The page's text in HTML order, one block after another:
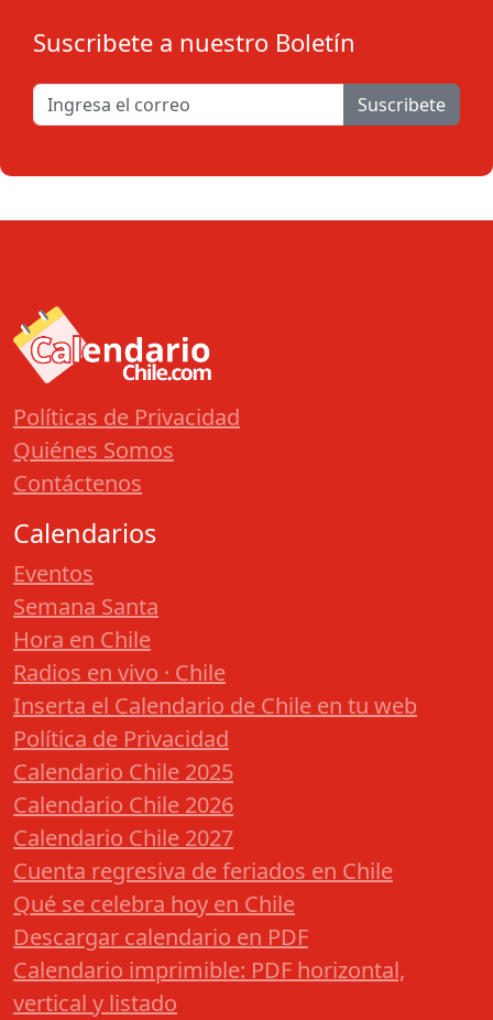
Suscribete a nuestro Boletín
Suscribete
Políticas de Privacidad
Quiénes Somos
Contáctenos
Calendarios
Eventos
Semana Santa
Hora en Chile
Radios en vivo · Chile
Inserta el Calendario de Chile en tu web
Política de Privacidad
Calendario Chile 2025
Calendario Chile 2026
Calendario Chile 2027
Cuenta regresiva de feriados en Chile
Qué se celebra hoy en Chile
Descargar calendario en PDF
Calendario imprimible: PDF horizontal,
vertical y listado